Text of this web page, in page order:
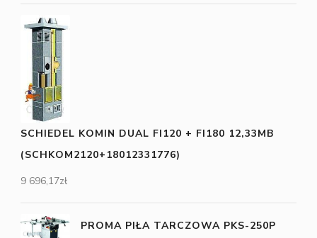
SCHIEDEL KOMIN DUAL FI120 + FI180 12,33MB
(SCHKOM2120+18012331776)
9 696,17zł
PROMA PIŁA TARCZOWA PKS-250P